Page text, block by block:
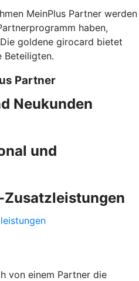
MeinPlus Partner werden
haben,
goldene girocard bietet
Beteiligten.
Partner
Neukunden
und
von einem Partner die